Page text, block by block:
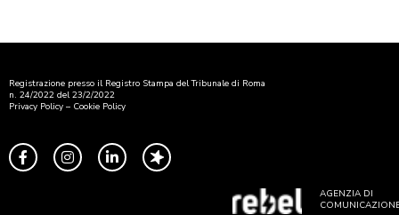
Registrazione presso il Registro Stampa del Tribunale di Roma
n. 24/2022 del 23/2/2022
Privacy Policy – Cookie Policy
AGENZIA DI